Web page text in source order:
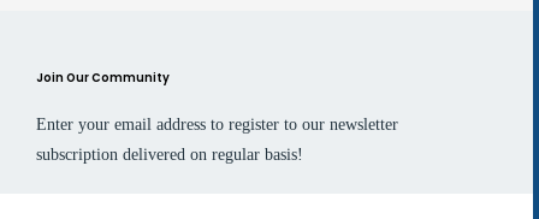
Join Our Community
Enter your email address to register to our newsletter
subscription delivered on regular basis!